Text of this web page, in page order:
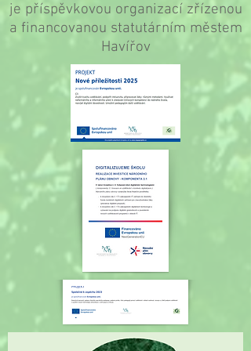
je příspěvkovou organizací zřízenou
a financovanou statutárním městem
Havířov